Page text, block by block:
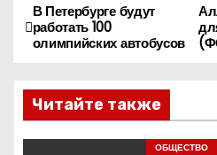
Н
а
в
и
В Петербурге будут
работать 100
олимпийских автобусов
Читайте также
ОБЩЕСТВО